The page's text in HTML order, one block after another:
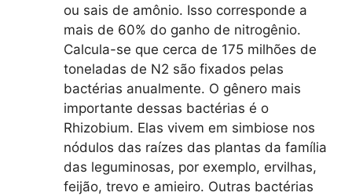
ou sais de amônio. Isso corresponde a
mais de 60% do ganho de nitrogênio.
Calcula-se que cerca de 175 milhões de
toneladas de N2 são fixados pelas
bactérias anualmente. O gênero mais
importante dessas bactérias é o
Rhizobium. Elas vivem em simbiose nos
nódulos das raízes das plantas da família
das leguminosas, por exemplo, ervilhas,
feijão, trevo e amieiro. Outras bactérias